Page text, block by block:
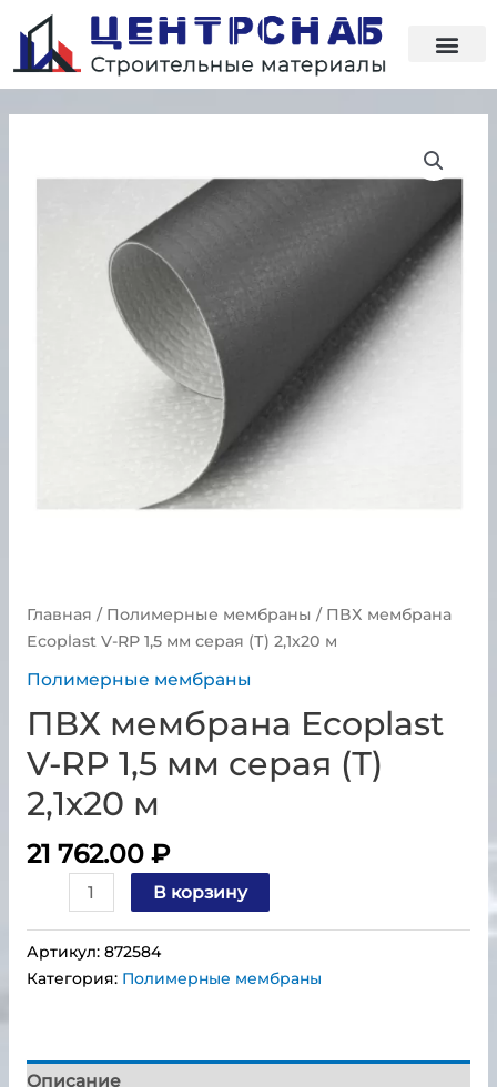
Главная / Полимерные мембраны / ПВХ мембрана
Ecoplast V-RP 1,5 мм серая (Т) 2,1х20 м
Полимерные мембраны
ПВХ мембрана Ecoplast
V-RP 1,5 мм серая (Т)
2,1х20 м
21 762.00 ₽
В корзину
Артикул: 872584
Категория: Полимерные мембраны
Описание